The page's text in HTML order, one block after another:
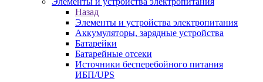
Назад
Элементы и устройства электропитания
Аккумуляторы, зарядные устройства
Батарейки
Батарейные отсеки
Источники бесперебойного питания
ИБП/UPS